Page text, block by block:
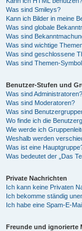
Was sind Smileys?
Kann ich Bilder in meine
Was sind globale
Was sind
Was sind wichtige
Was sind geschlossene
Was sind Themen-
Benutzer-Stufen und
Was sind Administratoren?
Was sind Moderatoren?
Was sind
Wo finde ich die
Wie werde ich
Weshalb werden
Was ist eine
Was bedeutet der „Das
Private Nachrichten
Ich kann keine Privaten
Ich bekomme ständig
Ich habe eine Spam-E-
Freunde und ignorierte